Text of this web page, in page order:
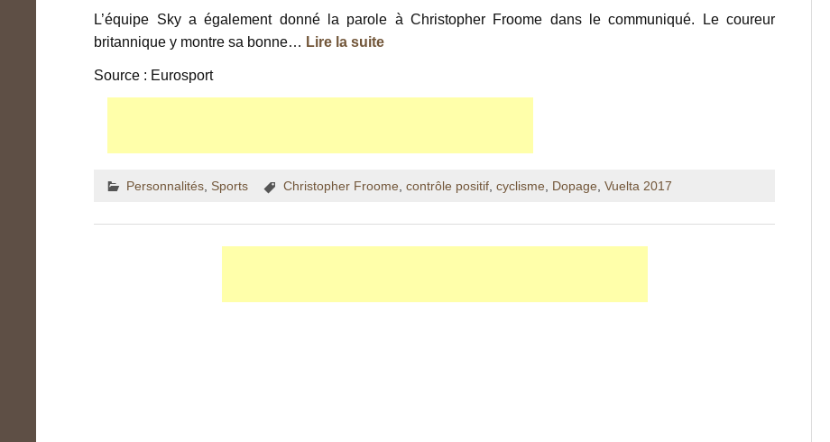
L’équipe Sky a également donné la parole à Christopher Froome dans le communiqué. Le coureur
britannique y montre sa bonne… Lire la suite
Source : Eurosport
Personnalités, Sports Christopher Froome ,contrôle positif ,cyclisme Dopage ,Vuelta 2017